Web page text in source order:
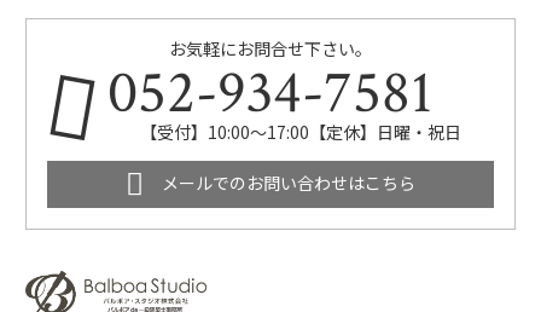
お気軽にお問合せ下さい。
052-934-7581
【受付】10:00～17:00【定休】日曜・祝日
メールでのお問い合わせはこちら